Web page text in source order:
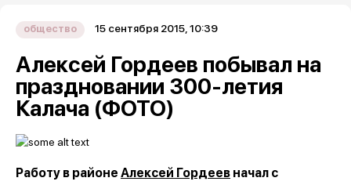
общество 15 сентября 2015, 10:39
Алексей Гордеев побывал на
праздновании 300-летия
Калача (ФОТО)
Работу в районе Алексей Гордеев начал с